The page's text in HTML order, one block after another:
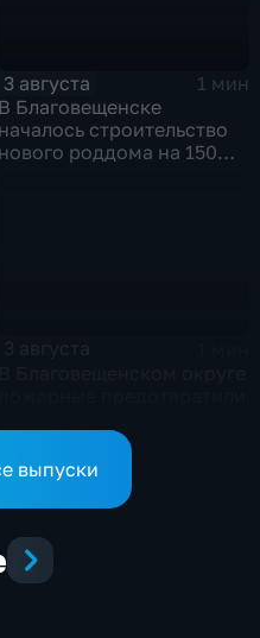
3 августа
1 мин
В Благовещенске
началось строительство
нового роддома на 150
выпуски